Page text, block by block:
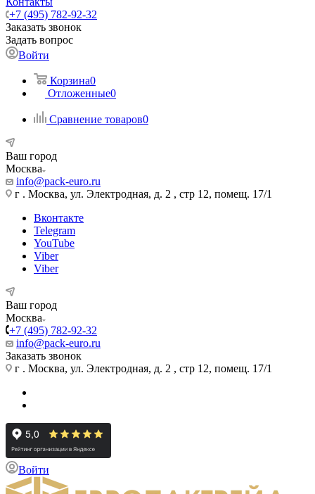
+7 (495) 782-92-32
Заказать звонок
Задать вопрос
Войти
Корзина0
Отложенные0
Сравнение товаров0
Ваш город
Москва
info@pack-euro.ru
г . Москва, ул. Электродная, д. 2 , стр 12, помещ. 17/1
Вконтакте
Telegram
YouTube
Viber
Viber
Ваш город
Москва
+7 (495) 782-92-32
info@pack-euro.ru
Заказать звонок
г . Москва, ул. Электродная, д. 2 , стр 12, помещ. 17/1
Войти